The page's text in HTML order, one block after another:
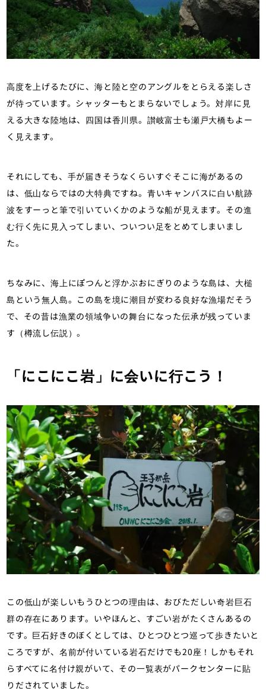
高度を上げるたびに、海と陸と空のアングルをとらえる楽しさ
が待っています。シャッターもとまらないでしょう。対岸に見
える大きな陸地は、四国は香川県。讃岐富士も瀬戸大橋もよー
く見えます。
それにしても、手が届きそうなくらいすぐそこに海があるの
は、低山ならではの大特典ですね。青いキャンバスに白い航跡
波をすーっと筆で引いていくかのような船が見えます。その進
む行く先に見入ってしまい、ついつい足をとめてしまいまし
た。
ちなみに、海上にぽつんと浮かぶおにぎりのような島は、大槌
島という無人島。この島を境に潮目が変わる良好な漁場だそう
で、その昔は漁業の領域争いの舞台になった伝承が残っていま
す（樽流し伝説）。
「にこにこ岩」に会いに行こう！
この低山が楽しいもうひとつの理由は、おびただしい奇岩巨石
群の存在にあります。いやほんと、すごい岩がたくさんあるの
です。巨石好きのぼくとしては、ひとつひとつ巡って歩きたいと
ころですが、名前が付いている岩石だけでも20座！しかもそれ
らすべてに名付け親がいて、その一覧表がパークセンターに貼
りだされていました。